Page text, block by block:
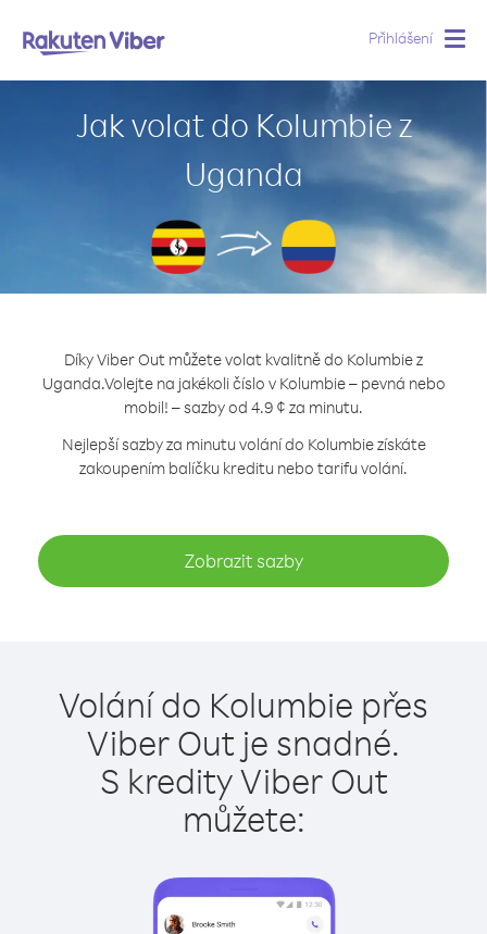
Přihlášení
Jak volat do Kolumbie z
Uganda
Díky Viber Out můžete volat kvalitně do Kolumbie z
Uganda.Volejte na jakékoli číslo v Kolumbie – pevná nebo
mobil! – sazby od 4.9 ¢ za minutu.
Nejlepší sazby za minutu volání do Kolumbie získáte
zakoupením balíčku kreditu nebo tarifu volání.
Zobrazit sazby
Volání do Kolumbie přes
Viber Out je snadné.
S kredity Viber Out
můžete: